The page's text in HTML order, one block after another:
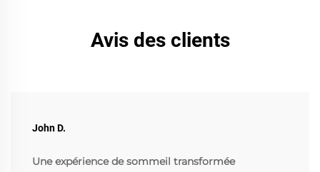
Avis des clients
John D.
Une expérience de sommeil transformée